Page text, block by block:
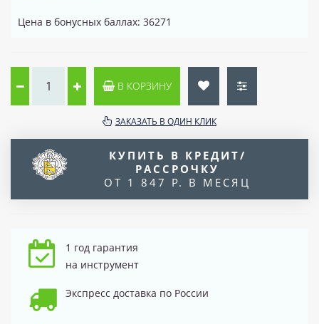
Цена в бонусных баллах: 36271
В КОРЗИНУ
ЗАКАЗАТЬ В ОДИН КЛИК
КУПИТЬ В КРЕДИТ/
РАССРОЧКУ
ОТ 1 847 Р. В МЕСЯЦ
1 год гарантия
на инструмент
Экспресс доставка по России